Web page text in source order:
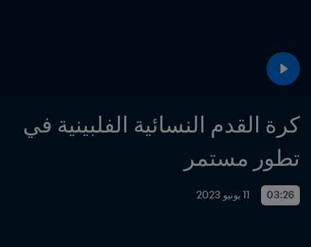
تطور مستمر
03:26 11 يونيو 2023